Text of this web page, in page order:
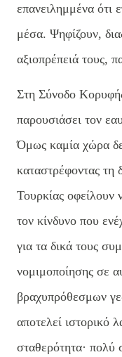
επανειλημμένα ότι
μέσα. Ψηφίζουν,
αξιοπρέπειά τους,
Στη Σύνοδο
παρουσιάσει τον
Όμως καμία χώρα
καταστρέφοντας τη
Τουρκίας οφείλουν
τον κίνδυνο που
για τα δικά τους
νομιμοποίησης σε
βραχυπρόθεσμων
αποτελεί ιστορικό
σταθερότητα· πολύ